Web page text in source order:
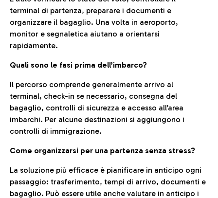
terminal di partenza, preparare i documenti e
organizzare il bagaglio. Una volta in aeroporto,
monitor e segnaletica aiutano a orientarsi
rapidamente.
Quali sono le fasi prima dell’imbarco?
Il percorso comprende generalmente arrivo al
terminal, check-in se necessario, consegna del
bagaglio, controlli di sicurezza e accesso all’area
imbarchi. Per alcune destinazioni si aggiungono i
controlli di immigrazione.
Come organizzarsi per una partenza senza stress?
La soluzione più efficace è pianificare in anticipo ogni
passaggio: trasferimento, tempi di arrivo, documenti e
bagaglio. Può essere utile anche valutare in anticipo i